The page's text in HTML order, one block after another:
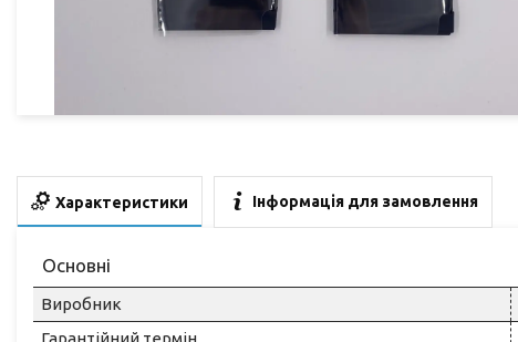
Характеристики Інформація для замовлення
Основні
Виробник
Гарантійний термін